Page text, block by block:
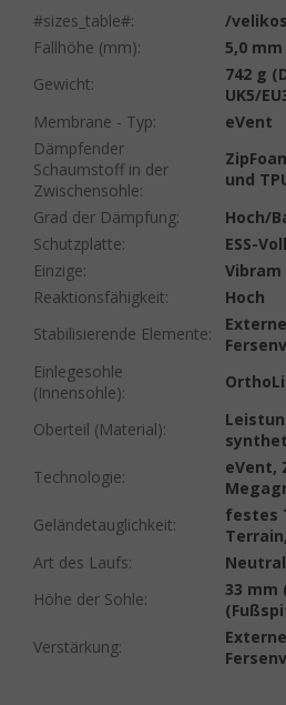
#sizes_table#:
/
Fallhöhe (mm):
5,0 mm
Gewicht:
742 g
UK5/
Membrane - Typ:
eVent
Dämpfender
Schaumstoff in der
Zwischensohle:
und
Grad der Dämpfung:
Hoch/
Schutzplatte:
ESS-
Einzige:
Reaktionsfähigkeit:
Hoch
Stabilisierende Elemente:
Einlegesohle
(Innensohle):
Oberteil (Material):
Technologie:
eVent,
Geländetauglichkeit:
festes
Art des Laufs:
Neutral
Höhe der Sohle:
33 mm
Verstärkung: